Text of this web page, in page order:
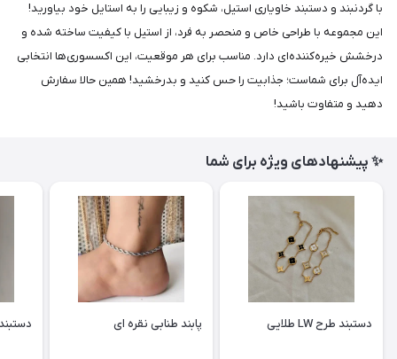
با گردنبند و دستبند خاویاری استیل، شکوه و زیبایی را به استایل خود بیاورید!
این مجموعه با طراحی خاص و منحصر به فرد، از استیل با کیفیت ساخته شده و
درخشش خیره‌کننده‌ای دارد. مناسب برای هر موقعیت، این اکسسوری‌ها انتخابی
ایده‌آل برای شماست؛ جذابیت را حس کنید و بدرخشید! همین حالا سفارش
دهید و متفاوت باشید!
✨ پیشنهادهای ویژه برای شما
دستبند طرح LW طلایی پابند طنابی نقره ای